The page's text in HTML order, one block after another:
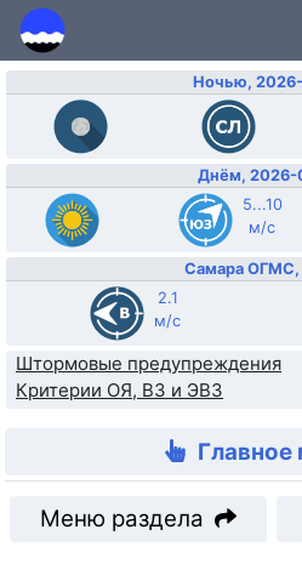
Ночью,
Днём, 2026-
5...10
м/с
Самара ОГМС,
2.1
м/с
Штормовые предупреждения
Критерии ОЯ, ВЗ и ЭВЗ
Меню раздела